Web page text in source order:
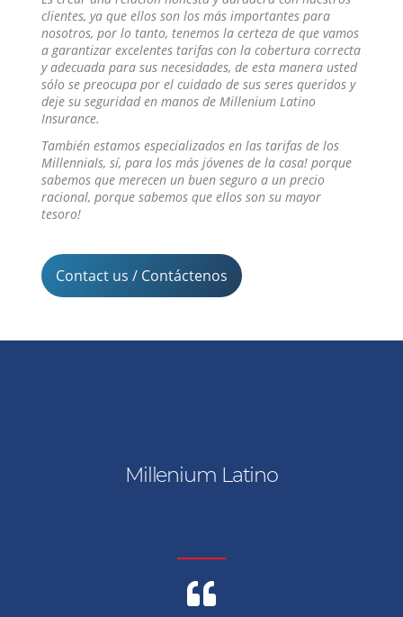
clientes, ya que ellos son los más importantes para
nosotros, por lo tanto, tenemos la certeza de que vamos
a garantizar excelentes tarifas con la cobertura correcta
y adecuada para sus necesidades, de esta manera usted
sólo se preocupa por el cuidado de sus seres queridos y
deje su seguridad en manos de Millenium Latino
Insurance.
También estamos especializados en las tarifas de los
Millennials, sí, para los más jóvenes de la casa! porque
sabemos que merecen un buen seguro a un precio
racional, porque sabemos que ellos son su mayor
tesoro!
Contact us / Contáctenos
Millenium Latino